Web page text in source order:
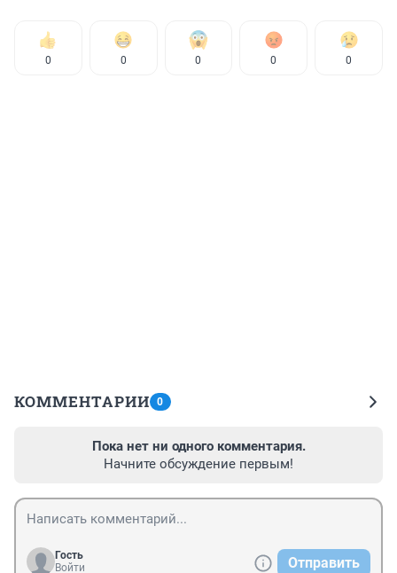
0 0 0 0 0
КОММЕНТАРИИ 0
Пока нет ни одного комментария.
Начните обсуждение первым!
Гость
Войти
Отправить